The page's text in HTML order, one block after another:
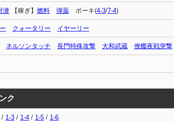
潜 【稼ぎ】 燃料 弾薬 ボーキ(4-3/7-4)
クォータリー イヤーリー
ネルソンタッチ 長門特殊攻撃 大和武蔵 僚艦夜戦突撃
ク
/ 1-3 / 1-4 / 1-5 / 1-6